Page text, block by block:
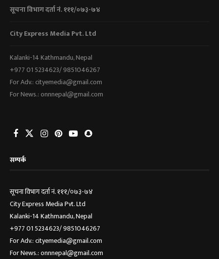
सूचना विभाग दर्ता नं. १११/०७३-७४
City Express Media Pvt. Ltd
Kalanki-14 Kathmandu, Nepal
+977 01 5234623/ 9851046267
For Adv.: cityemedia@gmail.com
For News.: onnnepal@gmail.com
सम्पर्क
सूचना विभाग दर्ता नं. १११/०७३-७४
City Express Media Pvt. Ltd
Kalanki-14 Kathmandu, Nepal
+977 01 5234623/ 9851046267
For Adv.: cityemedia@gmail.com
For News.: onnnepal@gmail.com